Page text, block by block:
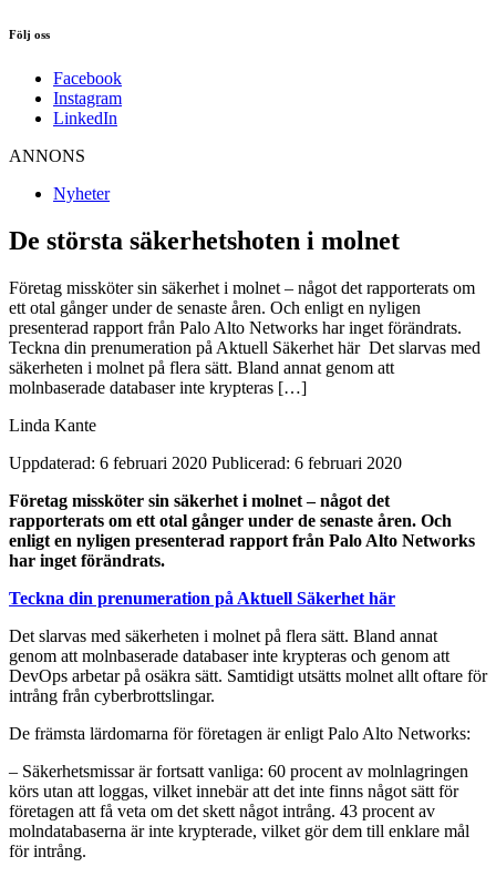
Följ oss
Facebook
Instagram
LinkedIn
ANNONS
Nyheter
De största säkerhetshoten i molnet
Företag missköter sin säkerhet i molnet – något det rapporterats om
ett otal gånger under de senaste åren. Och enligt en nyligen
presenterad rapport från Palo Alto Networks har inget förändrats.
Teckna din prenumeration på Aktuell Säkerhet här Det slarvas med
säkerheten i molnet på flera sätt. Bland annat genom att
molnbaserade databaser inte krypteras […]
Linda Kante
Uppdaterad: 6 februari 2020 Publicerad: 6 februari 2020
Företag missköter sin säkerhet i molnet – något det
rapporterats om ett otal gånger under de senaste åren. Och
enligt en nyligen presenterad rapport från Palo Alto Networks
har inget förändrats.
Teckna din prenumeration på Aktuell Säkerhet här
Det slarvas med säkerheten i molnet på flera sätt. Bland annat
genom att molnbaserade databaser inte krypteras och genom att
DevOps arbetar på osäkra sätt. Samtidigt utsätts molnet allt oftare för
intrång från cyberbrottslingar.
De främsta lärdomarna för företagen är enligt Palo Alto Networks:
– Säkerhetsmissar är fortsatt vanliga: 60 procent av molnlagringen
körs utan att loggas, vilket innebär att det inte finns något sätt för
företagen att få veta om det skett något intrång. 43 procent av
molndatabaserna är inte krypterade, vilket gör dem till enklare mål
för intrång.